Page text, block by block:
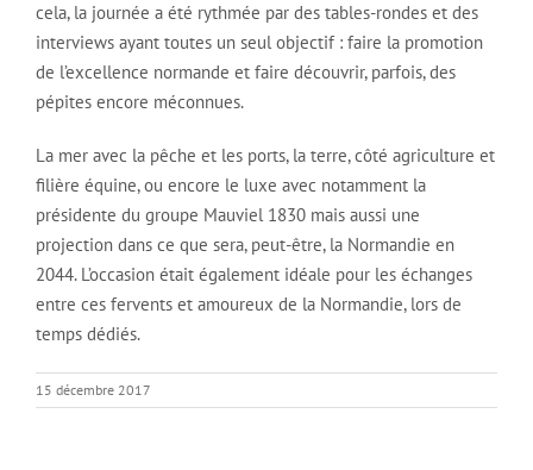
cela, la journée a été rythmée par des tables-rondes et des
interviews ayant toutes un seul objectif : faire la promotion
de l’excellence normande et faire découvrir, parfois, des
pépites encore méconnues.
La mer avec la pêche et les ports, la terre, côté agriculture et
filière équine, ou encore le luxe avec notamment la
présidente du groupe Mauviel 1830 mais aussi une
projection dans ce que sera, peut-être, la Normandie en
2044. L’occasion était également idéale pour les échanges
entre ces fervents et amoureux de la Normandie, lors de
temps dédiés.
15 décembre 2017